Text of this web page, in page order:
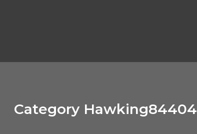
Category Hawking84404